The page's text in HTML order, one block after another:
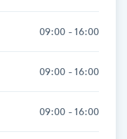
09:00 - 16:00
09:00 - 16:00
09:00 - 16:00